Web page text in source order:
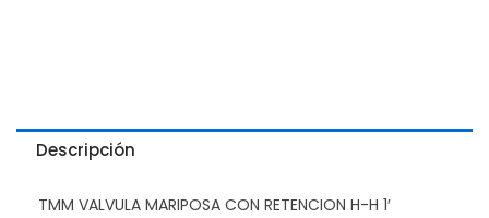
Descripción
TMM VALVULA MARIPOSA CON RETENCION H-H 1′